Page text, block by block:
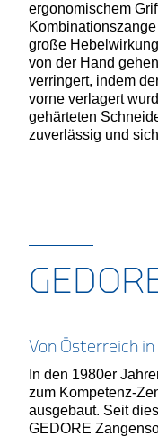
ergonomischem
große
von der Hand
verringert, indem
vorne verlagert
gehärteten
zuverlässig und
Von Österreich
In den 1980er
zum Kompetenz-
ausgebaut. Seit
GEDORE